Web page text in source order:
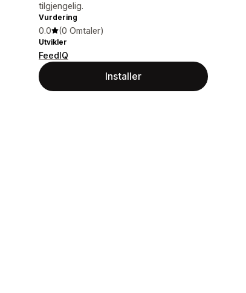
tilgjengelig.
Vurdering
0.0 (0 Omtaler)
Utvikler
FeedIQ
Installer